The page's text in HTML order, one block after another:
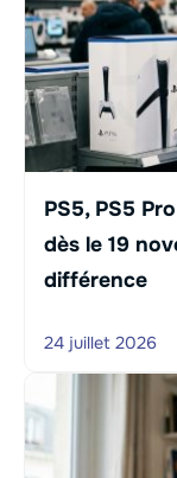
PS5, PS5
dès le 19
différence
24 juillet 2026